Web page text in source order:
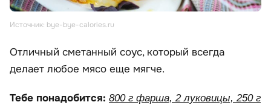
Источник: bye-bye-calories.ru
Отличный сметанный соус, который всегда
делает любое мясо еще мягче.
Тебе понадобится: 800 г фарша, 2 луковицы, 250 г